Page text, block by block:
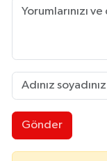
Gönder